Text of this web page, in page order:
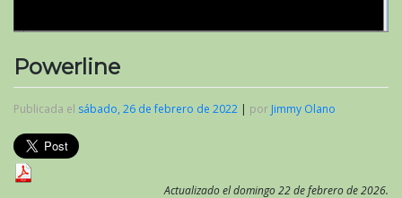
Powerline
Publicada el sábado, 26 de febrero de 2022 | por Jimmy Olano
Actualizado el domingo 22 de febrero de 2026.